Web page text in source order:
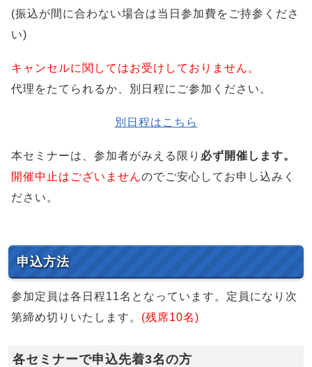
(振込が間に合わない場合は当日参加費をご持参くださ
い)
キャンセルに関してはお受けしておりません。
代理をたてられるか、別日程にご参加ください。
別日程はこちら
本セミナーは、参加者がみえる限り 必ず開催します。
開催中止はございませんのでご安心してお申し込みく
ださい。
申込方法
参加定員は各日程11名となっています。定員になり次
第締め切りいたします。 (残席10名)
各セミナーで申込先着3名の方